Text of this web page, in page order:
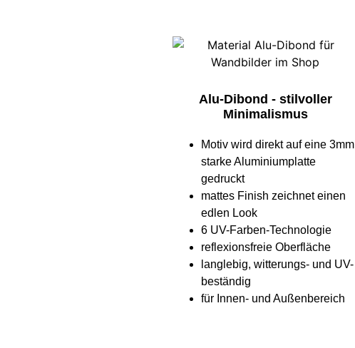
Alu-Dibond - stilvoller
Minimalismus
Motiv wird direkt auf eine 3mm
starke Aluminiumplatte
gedruckt
mattes Finish zeichnet einen
edlen Look
6 UV-Farben-Technologie
reflexionsfreie Oberfläche
langlebig, witterungs- und UV-
beständig
für Innen- und Außenbereich